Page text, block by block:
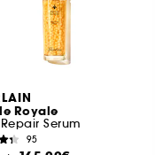
Royale
Serum
95